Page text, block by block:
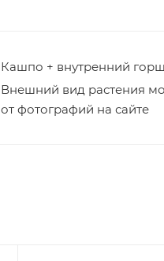
Кашпо + внутренний
Внешний вид растения
от фотографий на сайте